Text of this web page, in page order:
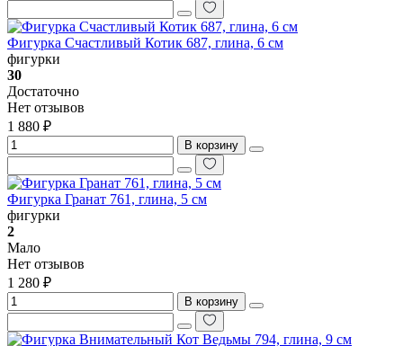
Фигурка Счастливый Котик 687, глина, 6 см
фигурки
30
Достаточно
Нет отзывов
1 880 ₽
В корзину
Фигурка Гранат 761, глина, 5 см
фигурки
2
Мало
Нет отзывов
1 280 ₽
В корзину